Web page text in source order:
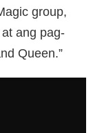
group,
ang pag-
Queen.”